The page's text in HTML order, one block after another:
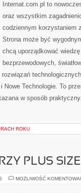
Internat.com.pl to
oraz wszystkim
codziennym korzystaniem
Strona może być
chcą uporządkować
bezprzewodowych,
Nowe Technologie. To
w sposób
ROKU
PLUS SIZE
MOŻLIWOŚĆ